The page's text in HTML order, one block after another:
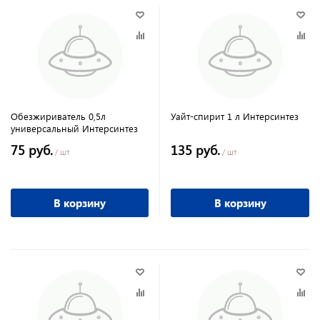
Обезжириватель 0,5л
универсальный Интерсинтез
75 руб. / шт
В корзину
Уайт-спирит 1 л Интерсинтез
135 руб. / шт
В корзину